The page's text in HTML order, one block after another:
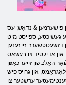
פישערמען & נדאַש; עס
געשיכטע, ספּייסט מיט
דזשעסטשערז. זיי זענען
און אַדיקטיד צו בעשאַס
האַלב פון זייער כאַפּן
5-15 קילאָגראַמס, און גרויס פיש
ערשטער צו